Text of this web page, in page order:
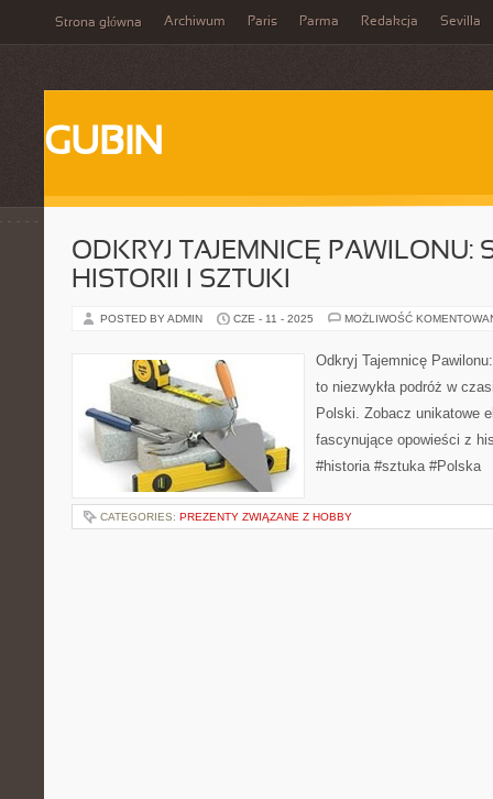
Strona główna Archiwum Paris Parma Redakcja Sevilla
GUBIN
ODKRYJ TAJEMNICĘ PAWILONU:
HISTORII I SZTUKI
POSTED BY ADMIN CZE - 11 - 2025 MOŻLIWOŚĆ
Odkryj Tajemnicę
to niezwykła podróż w
Polski. Zobacz unikatowe
fascynujące opowieści z
#historia #sztuka #Polska
CATEGORIES: PREZENTY ZWIĄZANE Z HOBBY